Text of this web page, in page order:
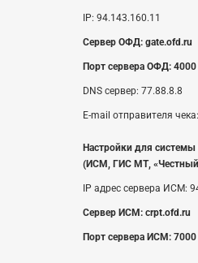
IP: 94.143.160.11
Сервер ОФД: gate.ofd.ru
Порт сервера ОФД: 4000
DNS сервер: 77.88.8.8
E-mail отправителя чека:
Настройки для
(ИСМ, ГИС МТ,
IP адрес сервера ИСМ:
Сервер ИСМ: crpt.ofd.ru
Порт сервера ИСМ: 7000